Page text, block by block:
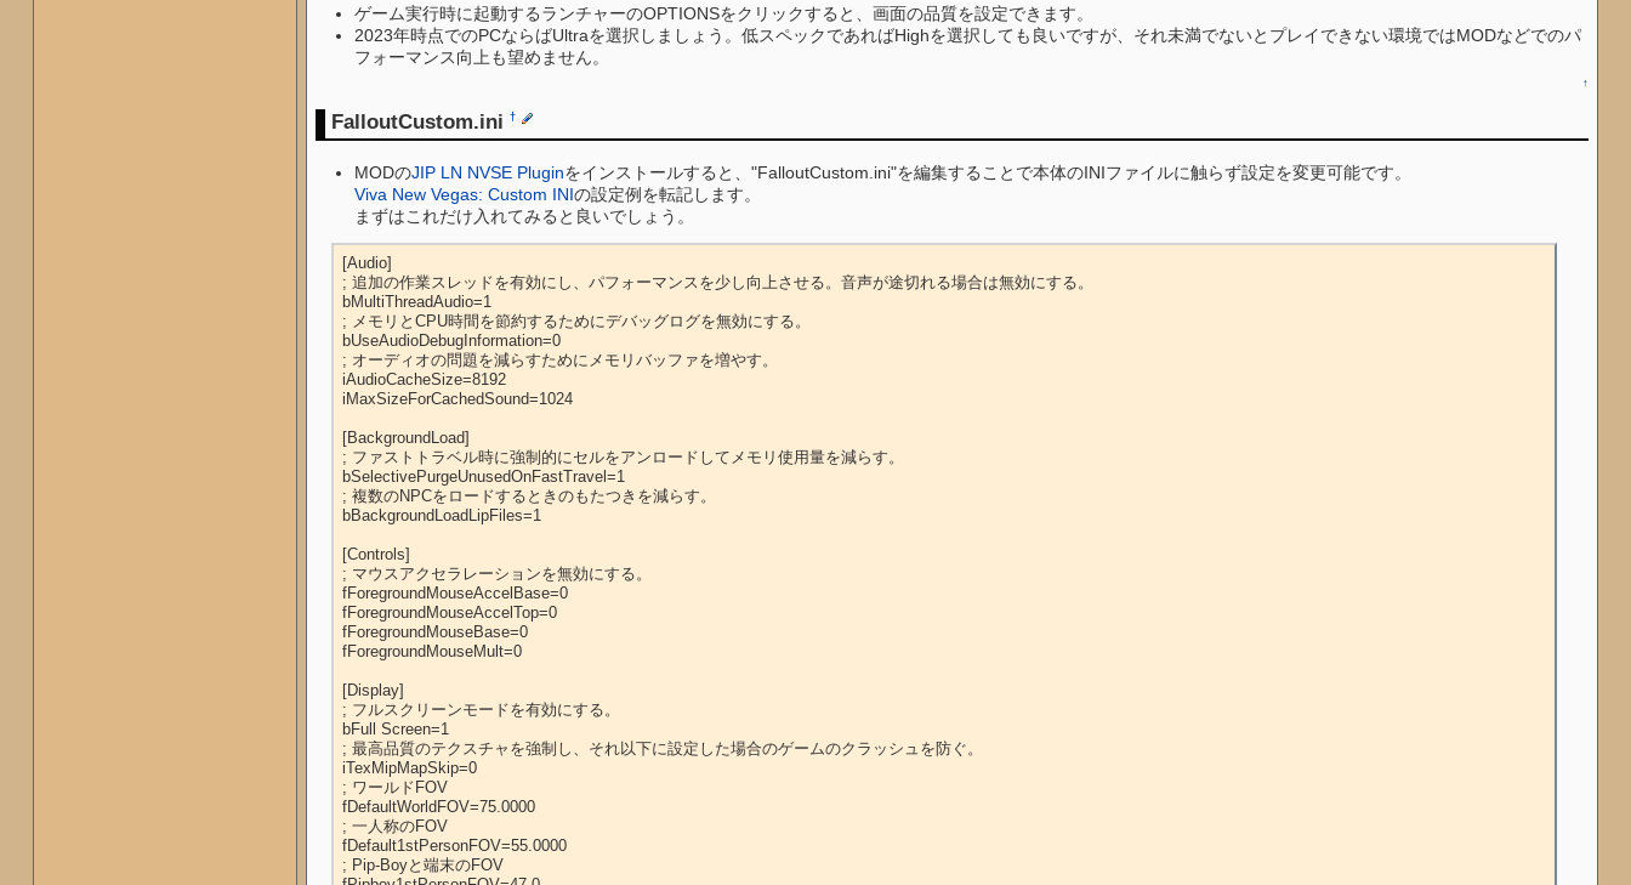
ゲーム実行時に起動するランチャーのOPTIONSをクリックすると、画面の品質を設定できます。
2023年時点でのPCならばUltraを選択しましょう。低スペックであればHighを選択しても良いですが、それ未満でないとプレイできない環境ではMODなどでのパ
フォーマンス向上も望めません。
↑
FalloutCustom.ini†
MODのJIP LN NVSE Pluginをインストールすると、"FalloutCustom.ini"を編集することで本体のINIファイルに触らず設定を変更可能です。
Viva New Vegas: Custom INIの設定例を転記します。
まずはこれだけ入れてみると良いでしょう。
[Audio]
; 追加の作業スレッドを有効にし、パフォーマンスを少し向上させる。音声が途切れる場合は無効にする。
bMultiThreadAudio=1
; メモリとCPU時間を節約するためにデバッグログを無効にする。
bUseAudioDebugInformation=0
; オーディオの問題を減らすためにメモリバッファを増やす。
iAudioCacheSize=8192
iMaxSizeForCachedSound=1024
[BackgroundLoad]
; ファストトラベル時に強制的にセルをアンロードしてメモリ使用量を減らす。
bSelectivePurgeUnusedOnFastTravel=1
; 複数のNPCをロードするときのもたつきを減らす。
bBackgroundLoadLipFiles=1
[Controls]
; マウスアクセラレーションを無効にする。
fForegroundMouseAccelBase=0
fForegroundMouseAccelTop=0
fForegroundMouseBase=0
fForegroundMouseMult=0
[Display]
; フルスクリーンモードを有効にする。
bFull Screen=1
; 最高品質のテクスチャを強制し、それ以下に設定した場合のゲームのクラッシュを防ぐ。
iTexMipMapSkip=0
; ワールドFOV
fDefaultWorldFOV=75.0000
; 一人称のFOV
fDefault1stPersonFOV=55.0000
; Pip-Boyと端末のFOV